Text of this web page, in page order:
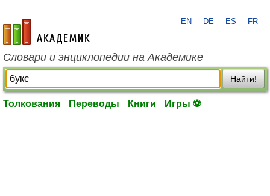
academic.ru
EN DE ES FR
Словари и энциклопедии на Академике
Найти!
Толкования Переводы Книги Игры ⚽